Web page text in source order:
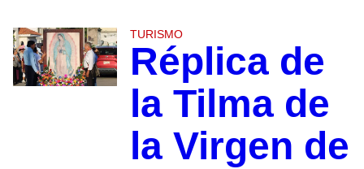
TURISMO
Réplica de
la Tilma de
la Virgen de